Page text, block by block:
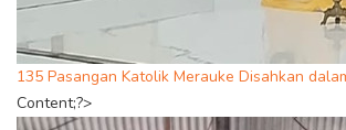
135 Pasangan Katolik Merauke Disahkan
Content;?>